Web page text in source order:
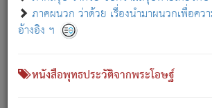
ภาคผนวก ว่าด้วย เรื่องนำมาผนวกเพื่อคว
อ้างอิง ฯ
หนังสือพุทธประวัติจากพระโอษฐ์